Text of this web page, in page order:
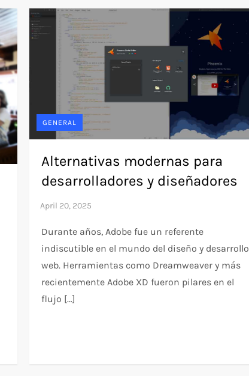
GENERAL
Alternativas modernas para
desarrolladores y diseñadores
Durante años, Adobe fue un referente
indiscutible en el mundo del diseño y desarrollo
web. Herramientas como Dreamweaver y más
recientemente Adobe XD fueron pilares en el
flujo […]